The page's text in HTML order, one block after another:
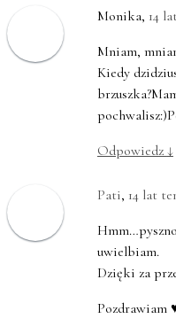
Monika, 14
Mniam,
Kiedy
Odpowiedz ↓
Pati, 14 lat
uwielbiam.
Dzięki za
Pozdrawiam